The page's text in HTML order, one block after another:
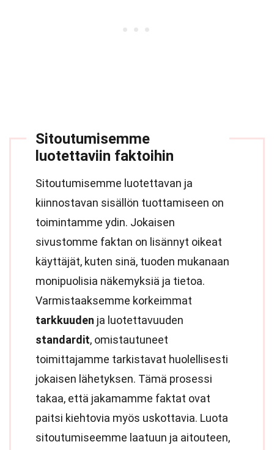
Sitoutumisemme
luotettaviin faktoihin
Sitoutumisemme luotettavan ja
kiinnostavan sisällön tuottamiseen on
toimintamme ydin. Jokaisen
sivustomme faktan on lisännyt oikeat
käyttäjät, kuten sinä, tuoden mukanaan
monipuolisia näkemyksiä ja tietoa.
Varmistaaksemme korkeimmat
tarkkuuden ja luotettavuuden
standardit, omistautuneet
toimittajamme tarkistavat huolellisesti
jokaisen lähetyksen. Tämä prosessi
takaa, että jakamamme faktat ovat
paitsi kiehtovia myös uskottavia. Luota
sitoutumiseemme laatuun ja aitouteen,